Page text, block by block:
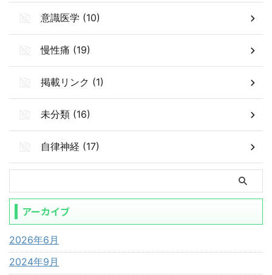
意識医学 (10)
慢性痛 (19)
掲載リンク (1)
未分類 (16)
自律神経 (17)
アーカイブ
2026年6月
2024年9月